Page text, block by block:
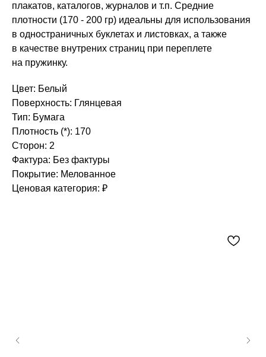
плакатов, каталогов, журналов и т.п. Средние
плотности (170 - 200 гр) идеальны для использования
в одностраничных буклетах и листовках, а также
в качестве внутрених страниц при переплете
на пружинку.
Цвет: Белый
Поверхность: Глянцевая
Тип: Бумага
Плотность (*): 170
Сторон: 2
Фактура: Без фактуры
Покрытие: Мелованное
Ценовая категория: ₽